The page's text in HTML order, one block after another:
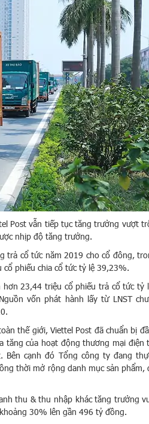
Post vẫn tiếp tục tăng trưởng vượt
nhịp độ tăng trưởng.
trả cổ tức năm 2019 cho cổ đông,
phiếu chia cổ tức tỷ lệ 39,23%.
23,44 triệu cổ phiếu trả cổ tức tỷ
vốn phát hành lấy từ LNST
thế giới, Viettel Post đã chuẩn bị
tăng của hoạt động thương mại điện
cạnh đó Tổng công ty đang
thời mở rộng danh mục sản phẩm,
thu & thu nhập khác tăng trưởng
30% lên gần 496 tỷ đồng.